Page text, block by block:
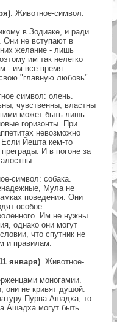
. Животное-символ:
в Зодиаке, и ради
Они не вступают в
желание - лишь
им так нелегко
- им все время
"главную любовь".
символ: олень.
чувственны, властны
может быть лишь
горизонты. При
невозможно
Если Йешта кем-то
И в погоне за
символ: собака.
Мула не
поведения. Они
особое
Им не нужны
однако они могут
что спутник не
и правилам.
января). Животное-
моногамии.
они не кривят душой.
Пурва Ашадха, то
Ашадха могут быть